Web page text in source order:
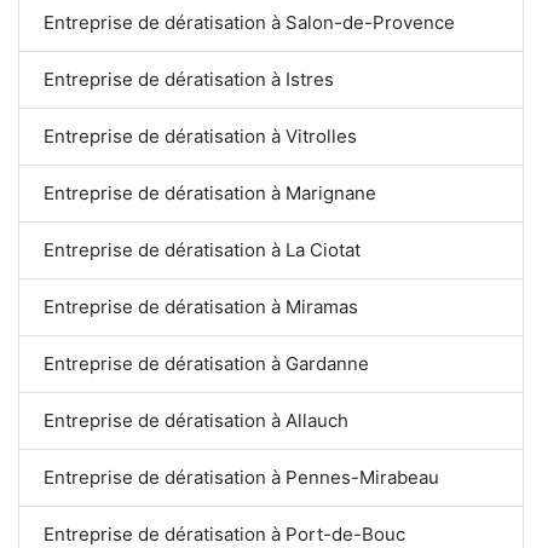
Entreprise de dératisation à Salon-de-Provence
Entreprise de dératisation à Istres
Entreprise de dératisation à Vitrolles
Entreprise de dératisation à Marignane
Entreprise de dératisation à La Ciotat
Entreprise de dératisation à Miramas
Entreprise de dératisation à Gardanne
Entreprise de dératisation à Allauch
Entreprise de dératisation à Pennes-Mirabeau
Entreprise de dératisation à Port-de-Bouc